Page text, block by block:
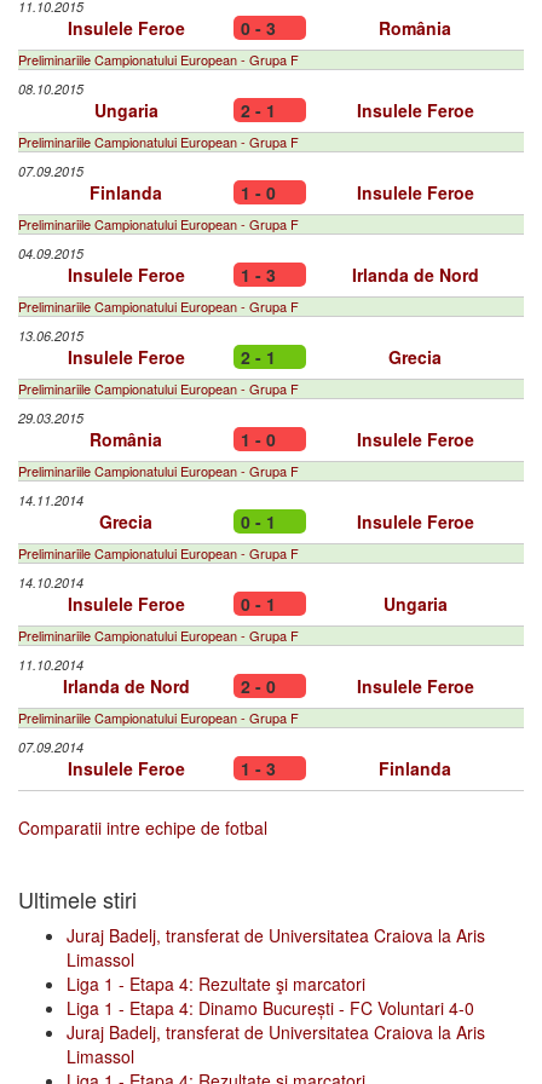
11.10.2015
Insulele Feroe 0 - 3 România
Preliminariile Campionatului European - Grupa F
08.10.2015
Ungaria 2 - 1 Insulele Feroe
Preliminariile Campionatului European - Grupa F
07.09.2015
Finlanda 1 - 0 Insulele Feroe
Preliminariile Campionatului European - Grupa F
04.09.2015
Insulele Feroe 1 - 3 Irlanda de Nord
Preliminariile Campionatului European - Grupa F
13.06.2015
Insulele Feroe 2 - 1 Grecia
Preliminariile Campionatului European - Grupa F
29.03.2015
România 1 - 0 Insulele Feroe
Preliminariile Campionatului European - Grupa F
14.11.2014
Grecia 0 - 1 Insulele Feroe
Preliminariile Campionatului European - Grupa F
14.10.2014
Insulele Feroe 0 - 1 Ungaria
Preliminariile Campionatului European - Grupa F
11.10.2014
Irlanda de Nord 2 - 0 Insulele Feroe
Preliminariile Campionatului European - Grupa F
07.09.2014
Insulele Feroe 1 - 3 Finlanda
Comparatii intre echipe de fotbal
Ultimele stiri
Juraj Badelj, transferat de Universitatea Craiova la Aris
Limassol
Liga 1 - Etapa 4: Rezultate şi marcatori
Liga 1 - Etapa 4: Dinamo București - FC Voluntari 4-0
Juraj Badelj, transferat de Universitatea Craiova la Aris
Limassol